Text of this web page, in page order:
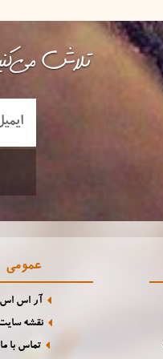
تلاش
عمومی
آر اس
نقشه
تماس با ما